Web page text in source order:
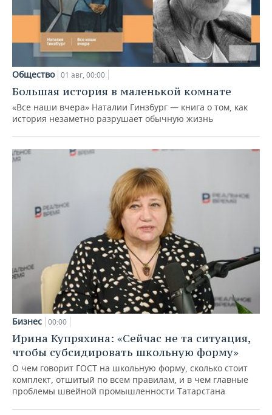
Общество 01 авг, 00:00
Большая история в маленькой комнате
«Все наши вчера» Наталии Гинзбург — книга о том, как
история незаметно разрушает обычную жизнь
Бизнес 00:00
Ирина Купряхина: «Сейчас не та ситуация,
чтобы субсидировать школьную форму»
О чем говорит ГОСТ на школьную форму, сколько стоит
комплект, отшитый по всем правилам, и в чем главные
проблемы швейной промышленности Татарстана